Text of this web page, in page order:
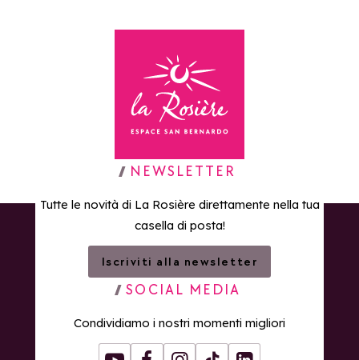
Torna alla home page
NEWSLETTER
Tutte le novità di La Rosière direttamente nella tua
casella di posta!
Iscriviti alla newsletter
SOCIAL MEDIA
Condividiamo i nostri momenti migliori